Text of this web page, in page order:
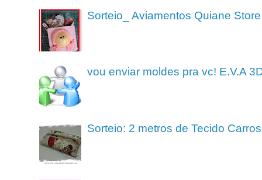
Sorteio_ Aviamentos Quiane Store
vou enviar moldes pra vc! E.V.A
Sorteio: 2 metros de Tecido Carros